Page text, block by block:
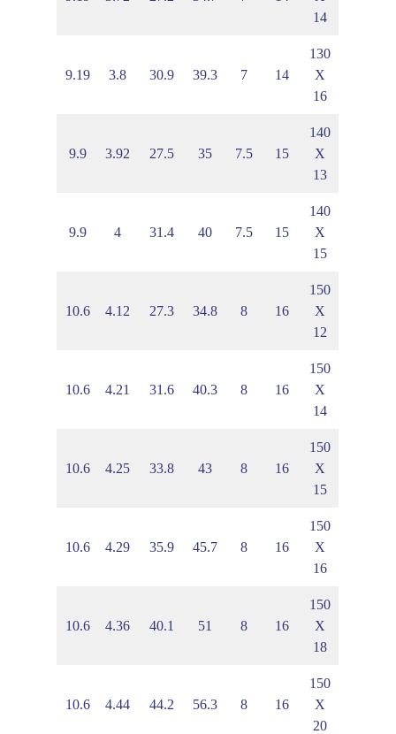
14
130
X
16
14
7
39.3
30.9
3.8
9.19
140
X
13
15
7.5
35
27.5
3.92
9.9
140
X
15
15
7.5
40
31.4
4
9.9
150
X
12
16
8
34.8
27.3
4.12
10.6
150
X
14
16
8
40.3
31.6
4.21
10.6
150
X
15
16
8
43
33.8
4.25
10.6
150
X
16
16
8
45.7
35.9
4.29
10.6
150
X
18
16
8
51
40.1
4.36
10.6
150
X
20
16
8
56.3
44.2
4.44
10.6